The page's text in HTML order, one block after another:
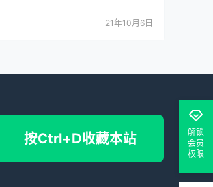
21年10月6日
解锁
会员
权限
按Ctrl+D收藏本站